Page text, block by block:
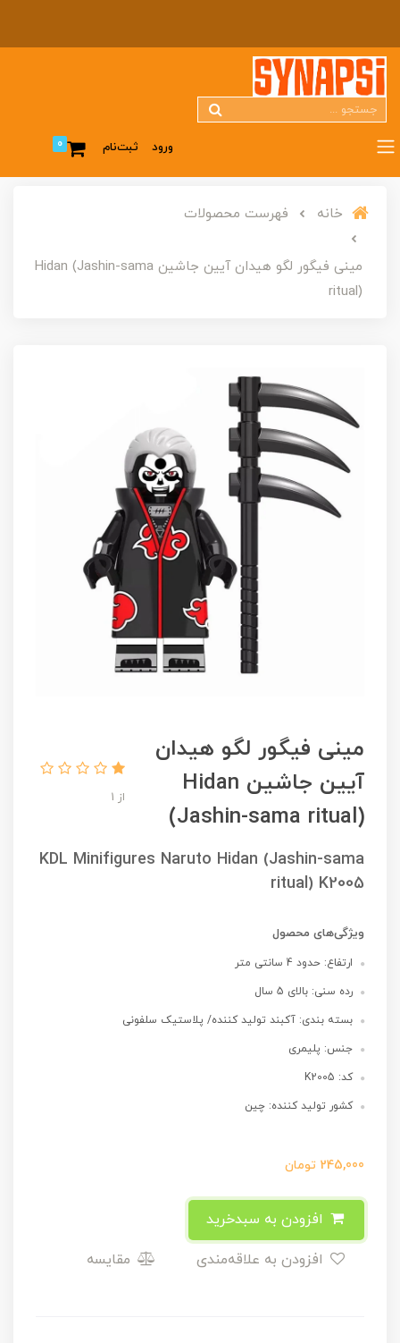
ورود ثبت‌نام 0
خانه فهرست محصولات
مینی فیگور لگو هیدان آیین جاشین Hidan (Jashin-sama
ritual)
مینی فیگور لگو هیدان
آیین جاشین Hidan
(Jashin-sama ritual)
از 1
KDL Minifigures Naruto Hidan (Jashin-sama
ritual) K2005
ویژگی‌های محصول
ارتفاع: حدود 4 سانتی متر
رده سنی: بالای 5 سال
بسته بندی: آکبند تولید کننده/ پلاستیک سلفونی
جنس: پلیمری
کد: K2005
کشور تولید کننده: چین
245,000 تومان
مقایسه